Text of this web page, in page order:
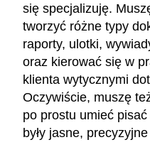
się specjalizuję.
tworzyć różne typy
raporty, ulotki,
oraz kierować się w
klienta wytycznymi
Oczywiście, muszę
po prostu umieć
były jasne,